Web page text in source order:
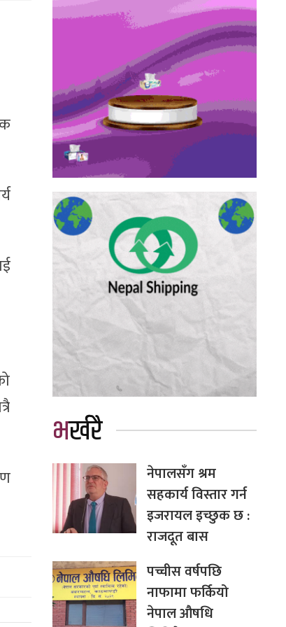
भर्खरै
नेपालसँग श्रम
सहकार्य विस्तार गर्न
इजरायल इच्छुक छ :
राजदूत बास
पच्चीस वर्षपछि
नाफामा फर्कियो
नेपाल औषधि